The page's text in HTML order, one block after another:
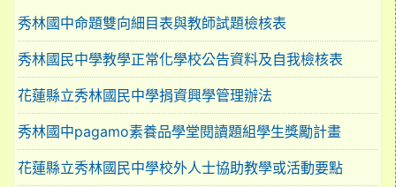
秀林國中命題雙向細目表與教師試題檢核表
秀林國民中學教學正常化學校公告資料及自我檢核表
花蓮縣立秀林國民中學捐資興學管理辦法
秀林國中pagamo素養品學堂閱讀題組學生獎勵計畫
花蓮縣立秀林國民中學校外人士協助教學或活動要點